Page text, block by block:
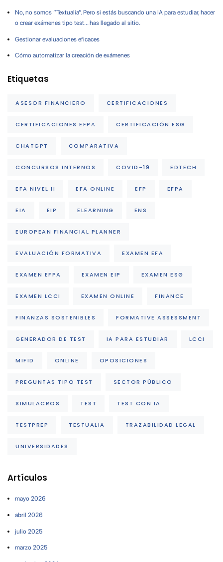
No, no somos “Textualia”. Pero si estás buscando una IA para estudiar, hacer
o crear exámenes tipo test… has llegado al sitio.
Gestionar evaluaciones eficaces
Cómo automatizar la creación de exámenes
Etiquetas
ASESOR FINANCIERO CERTIFICACIONES
CERTIFICACIONES EFPA CERTIFICACIÓN ESG
CHATGPT COMPARATIVA
CONCURSOS INTERNOS COVID-19 EDTECH
EFA NIVEL II EFA ONLINE EFP EFPA
EIA EIP ELEARNING ENS
EUROPEAN FINANCIAL PLANNER
EVALUACIÓN FORMATIVA EXAMEN EFA
EXAMEN EFPA EXAMEN EIP EXAMEN ESG
EXAMEN LCCI EXAMEN ONLINE FINANCE
FINANZAS SOSTENIBLES FORMATIVE ASSESSMENT
GENERADOR DE TEST IA PARA ESTUDIAR LCCI
MIFID ONLINE OPOSICIONES
PREGUNTAS TIPO TEST SECTOR PÚBLICO
SIMULACROS TEST TEST CON IA
TESTPREP TESTUALIA TRAZABILIDAD LEGAL
UNIVERSIDADES
Artículos
mayo 2026
abril 2026
julio 2025
marzo 2025